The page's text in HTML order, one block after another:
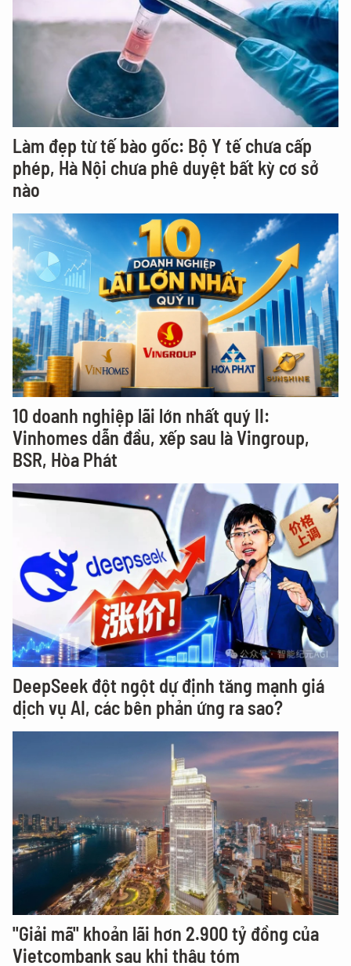
Làm đẹp từ tế bào gốc: Bộ Y tế chưa cấp
phép, Hà Nội chưa phê duyệt bất kỳ cơ sở
nào
10 doanh nghiệp lãi lớn nhất quý II:
Vinhomes dẫn đầu, xếp sau là Vingroup,
BSR, Hòa Phát
DeepSeek đột ngột dự định tăng mạnh giá
dịch vụ AI, các bên phản ứng ra sao?
"Giải mã" khoản lãi hơn 2.900 tỷ đồng của
Vietcombank sau khi thâu tóm